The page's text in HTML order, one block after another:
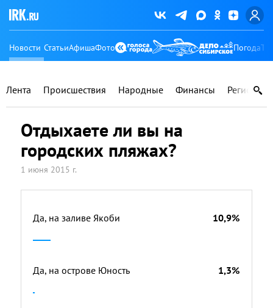
Новости СтатьиАфишаФото Погода
Лента Происшествия Народные Финансы Регионы
Отдыхаете ли вы на
городских пляжах?
1 июня 2015 г.
Да, на заливе Якоби 10,9%
Да, на острове Юность 1,3%